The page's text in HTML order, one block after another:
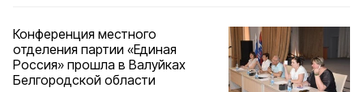
Конференция местного
отделения партии «Единая
Россия» прошла в Валуйках
Белгородской области